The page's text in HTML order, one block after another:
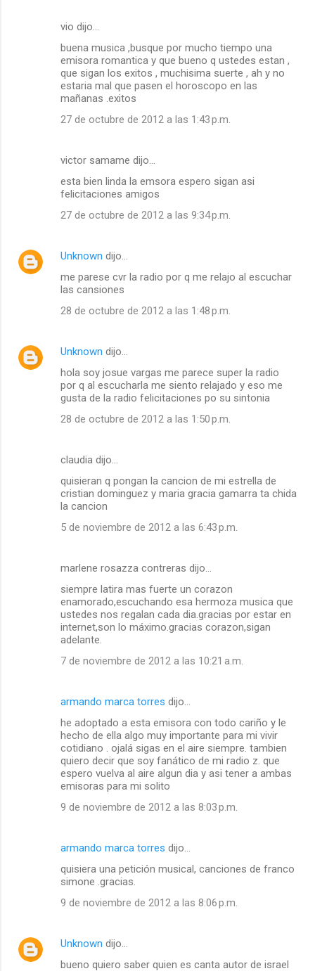
vio dijo…
buena musica ,busque por mucho tiempo una
emisora romantica y que bueno q ustedes estan ,
que sigan los exitos , muchisima suerte , ah y no
estaria mal que pasen el horoscopo en las
mañanas .exitos
27 de octubre de 2012 a las 1:43 p.m.
victor samame dijo…
esta bien linda la emsora espero sigan asi
felicitaciones amigos
27 de octubre de 2012 a las 9:34 p.m.
Unknown dijo…
me parese cvr la radio por q me relajo al escuchar
las cansiones
28 de octubre de 2012 a las 1:48 p.m.
Unknown dijo…
hola soy josue vargas me parece super la radio
por q al escucharla me siento relajado y eso me
gusta de la radio felicitaciones po su sintonia
28 de octubre de 2012 a las 1:50 p.m.
claudia dijo…
quisieran q pongan la cancion de mi estrella de
cristian dominguez y maria gracia gamarra ta chida
la cancion
5 de noviembre de 2012 a las 6:43 p.m.
marlene rosazza contreras dijo…
siempre latira mas fuerte un corazon
enamorado,escuchando esa hermoza musica que
ustedes nos regalan cada dia.gracias por estar en
internet,son lo máximo.gracias corazon,sigan
adelante.
7 de noviembre de 2012 a las 10:21 a.m.
armando marca torres dijo…
he adoptado a esta emisora con todo cariño y le
hecho de ella algo muy importante para mi vivir
cotidiano . ojalá sigas en el aire siempre. tambien
quiero decir que soy fanático de mi radio z. que
espero vuelva al aire algun dia y asi tener a ambas
emisoras para mi solito
9 de noviembre de 2012 a las 8:03 p.m.
armando marca torres dijo…
quisiera una petición musical, canciones de franco
simone .gracias.
9 de noviembre de 2012 a las 8:06 p.m.
Unknown dijo…
bueno quiero saber quien es canta autor de israel